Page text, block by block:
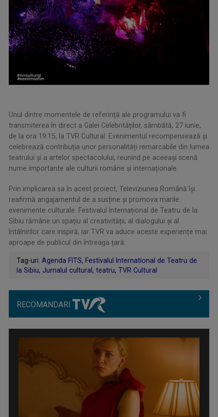
Unul dintre momentele de referință ale programului va fi
transmiterea în direct a Galei Celebrităților, sâmbătă, 27 iunie,
de la ora 19:15, la TVR Cultural. Evenimentul recompensează și
celebrează contribuția unor personalități remarcabile din lumea
teatrului și a artelor spectacolului, reunind pe aceeași scenă
nume importante ale culturii române și internaționale.
Prin implicarea sa în acest proiect, Televiziunea Română își
reafirmă angajamentul de a susține și promova marile
evenimente culturale. Festivalul Internațional de Teatru de la
Sibiu rămâne un spațiu al creativității, al dialogului și al
întâlnirilor care inspiră, iar TVR va aduce aceste experiențe mai
aproape de publicul din întreaga țară.
Tag-uri: Agenda FITS, Festivalul International de Teatru de
la Sibiu, Jurnalul cultural, teatru, TVR Cultural
RECOMANDARI